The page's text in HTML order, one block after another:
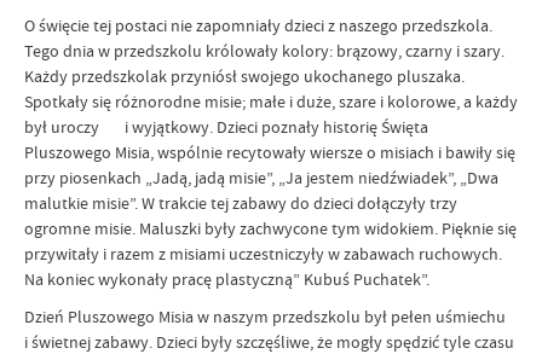
O święcie tej postaci nie zapomniały dzieci z naszego przedszkola.
Tego dnia w przedszkolu królowały kolory: brązowy, czarny i szary.
Każdy przedszkolak przyniósł swojego ukochanego pluszaka.
Spotkały się różnorodne misie; małe i duże, szare i kolorowe, a każdy
był uroczy i wyjątkowy. Dzieci poznały historię Święta
Pluszowego Misia, wspólnie recytowały wiersze o misiach i bawiły się
przy piosenkach „Jadą, jadą misie”, „Ja jestem niedźwiadek”, „Dwa
malutkie misie”. W trakcie tej zabawy do dzieci dołączyły trzy
ogromne misie. Maluszki były zachwycone tym widokiem. Pięknie się
przywitały i razem z misiami uczestniczyły w zabawach ruchowych.
Na koniec wykonały pracę plastyczną” Kubuś Puchatek”.
Dzień Pluszowego Misia w naszym przedszkolu był pełen uśmiechu
i świetnej zabawy. Dzieci były szczęśliwe, że mogły spędzić tyle czasu